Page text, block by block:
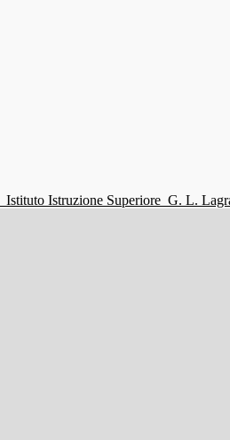
Istituto Istruzione Superiore G. L.